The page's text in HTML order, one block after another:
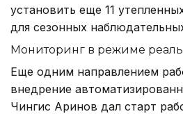
установить еще 11
для сезонных
Мониторинг в режиме
Еще одним направлением
внедрение
Чингис Аринов дал старт